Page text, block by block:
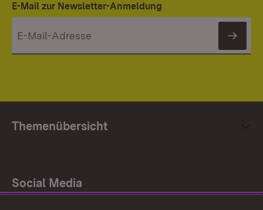
E-Mail zur Newsletter-Anmeldung
Themenübersicht
Social Media